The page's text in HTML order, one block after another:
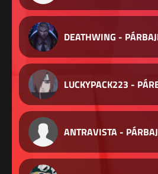
DEATHWING -
LUCKYPACK223 -
ANTRAVISTA -